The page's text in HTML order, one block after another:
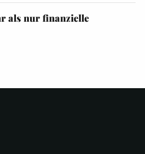
als nur finanzielle